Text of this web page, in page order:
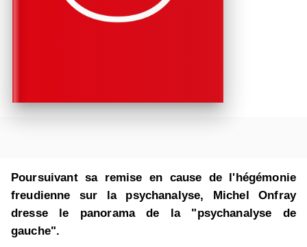
Poursuivant sa remise en cause de l'hégémonie
freudienne sur la psychanalyse, Michel Onfray
dresse le panorama de la "psychanalyse de
gauche".